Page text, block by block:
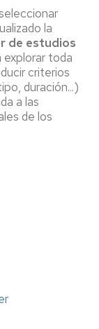
la
de estudios
explorar toda
criterios
duración...)
a las
de los